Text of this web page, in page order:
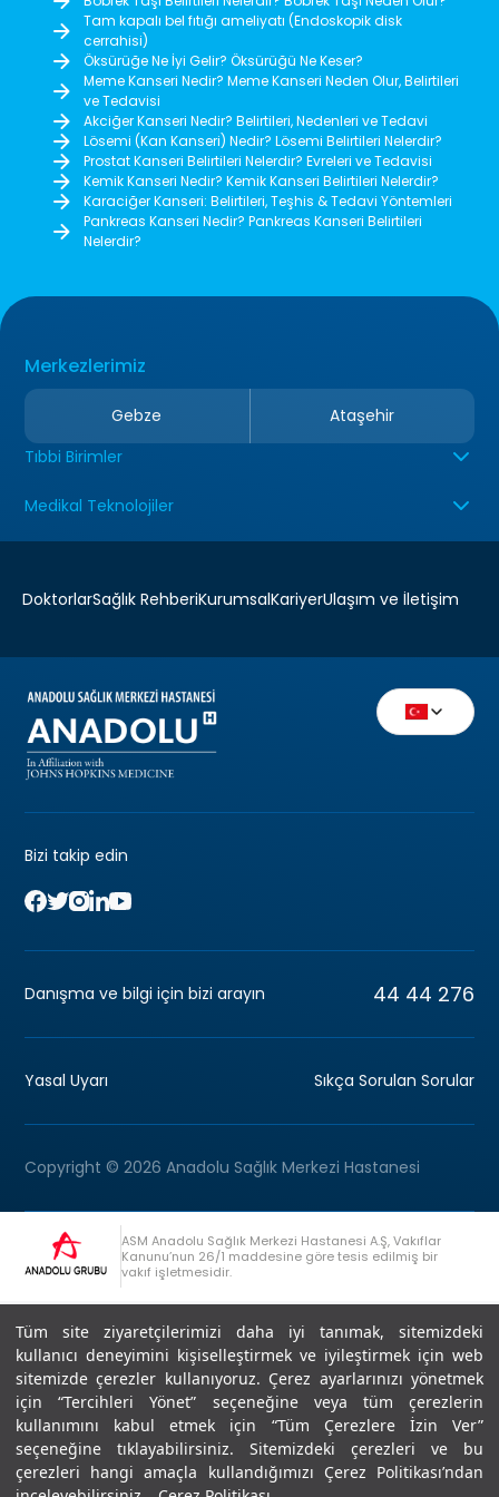
Tüm site ziyaretçilerimizi daha iyi tanımak, sitemizdeki
kullanıcı deneyimini kişiselleştirmek ve iyileştirmek için web
sitemizde çerezler kullanıyoruz. Çerez ayarlarınızı yönetmek
için “Tercihleri Yönet” seçeneğine veya tüm çerezlerin
kullanımını kabul etmek için “Tüm Çerezlere İzin Ver”
seçeneğine tıklayabilirsiniz. Sitemizdeki çerezleri ve bu
çerezleri hangi amaçla kullandığımızı Çerez Politikası’ndan
Tam kapalı bel fıtığı ameliyatı (Endoskopik disk
cerrahisi)
Öksürüğe Ne İyi Gelir? Öksürüğü Ne Keser?
Meme Kanseri Nedir? Meme Kanseri Neden Olur, Belirtileri
ve Tedavisi
Akciğer Kanseri Nedir? Belirtileri, Nedenleri ve Tedavi
Lösemi (Kan Kanseri) Nedir? Lösemi Belirtileri Nelerdir?
Prostat Kanseri Belirtileri Nelerdir? Evreleri ve Tedavisi
Kemik Kanseri Nedir? Kemik Kanseri Belirtileri Nelerdir?
Karaciğer Kanseri: Belirtileri, Teşhis & Tedavi Yöntemleri
Pankreas Kanseri Nedir? Pankreas Kanseri Belirtileri
Nelerdir?
Merkezlerimiz
Gebze
Ataşehir
Tıbbi Birimler
Medikal Teknolojiler
DoktorlarSağlık RehberiKurumsalKariyerUlaşım ve İletişim
Bizi takip edin
Danışma ve bilgi için bizi arayın 44 44 276
Yasal Uyarı Sıkça Sorulan Sorular
Copyright © 2026 Anadolu Sağlık Merkezi Hastanesi
ASM Anadolu Sağlık Merkezi Hastanesi A.Ş, Vakıflar
Kanunu’nun 26/1 maddesine göre tesis edilmiş bir
vakıf işletmesidir.
Anadolu Grubu Danışma Hattı +90 (262) 678 54 00
Son Güncellenme: 07.07.2026
Editör : Didem Akçay Göktepe | 44 44 276